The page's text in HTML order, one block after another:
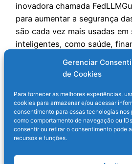
Gerenciar
de Cookies
Para fornecer as melhores experiências,
cookies para armazenar e/ou acessar
consentimento para essas tecnologias nos
como comportamento de navegação ou
consentir ou retirar o consentimento pode
recursos e funções.
inovadora chamada
para aumentar a segurança
são cada vez mais usadas em
inteligentes, como saúde,
de informações rapidamente,
9 de outubro de 2025